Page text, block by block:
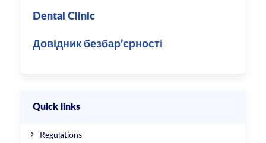
Dental Clinic
Довідник безбар’єрності
Quick links
Regulations